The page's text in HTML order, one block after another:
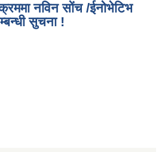
नविन सोंच /ईनोभेटिभ
सुचना !